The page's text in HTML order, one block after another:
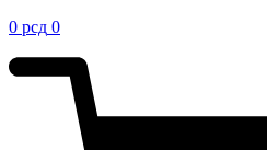
0 рсд 0